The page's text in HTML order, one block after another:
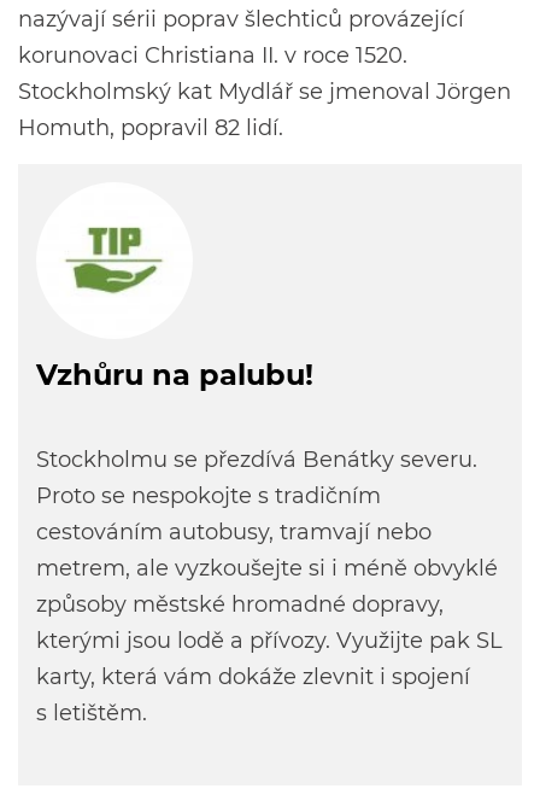
nazývají sérii poprav šlechticů provázející
korunovaci Christiana II. v roce 1520.
Stockholmský kat Mydlář se jmenoval Jörgen
Homuth, popravil 82 lidí.
Vzhůru na palubu!
Stockholmu se přezdívá Benátky severu.
Proto se nespokojte s tradičním
cestováním autobusy, tramvají nebo
metrem, ale vyzkoušejte si i méně obvyklé
způsoby městské hromadné dopravy,
kterými jsou lodě a přívozy. Využijte pak SL
karty, která vám dokáže zlevnit i spojení
s letištěm.